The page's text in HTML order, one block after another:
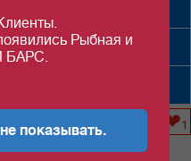
▼ ❤1
Рыбная и
БАРС.
показывать.